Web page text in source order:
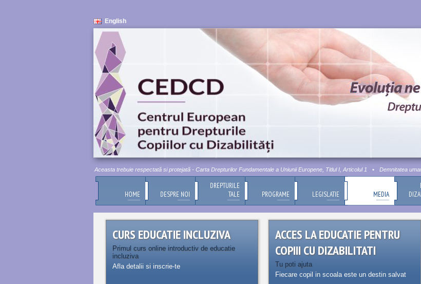
English
umană este inviolabilă. Aceasta trebuie respectată si protejată - Carta Drepturilor Fundamentale a Uniunii Europene, Titlul I, Articolul 1 • Demnitatea umană
HOME DESPRE NOI
DREPTURILE
TALE
PROGRAME LEGISLATIE MEDIA
CURS EDUCATIE INCLUZIVA
Primul curs online introductiv de educatie
incluziva
Afla detalii si inscrie-te
ACCES LA EDUCATIE PENTRU
COPIII CU DIZABILITATI
Tu poti ajuta
Fiecare copil in scoala este un destin salvat